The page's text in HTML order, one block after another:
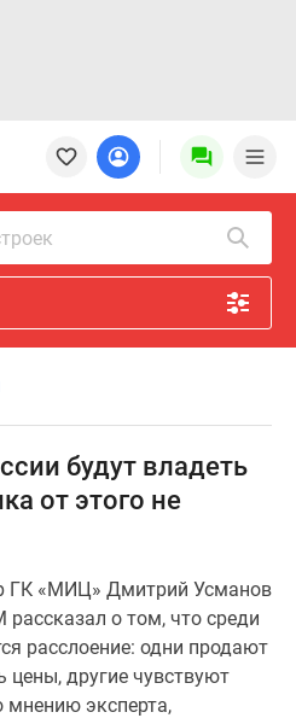
будут владеть
от этого не
ГК «МИЦ» Дмитрий Усманов
о том, что среди
расслоение: одни продают
другие чувствуют
мнению эксперта,